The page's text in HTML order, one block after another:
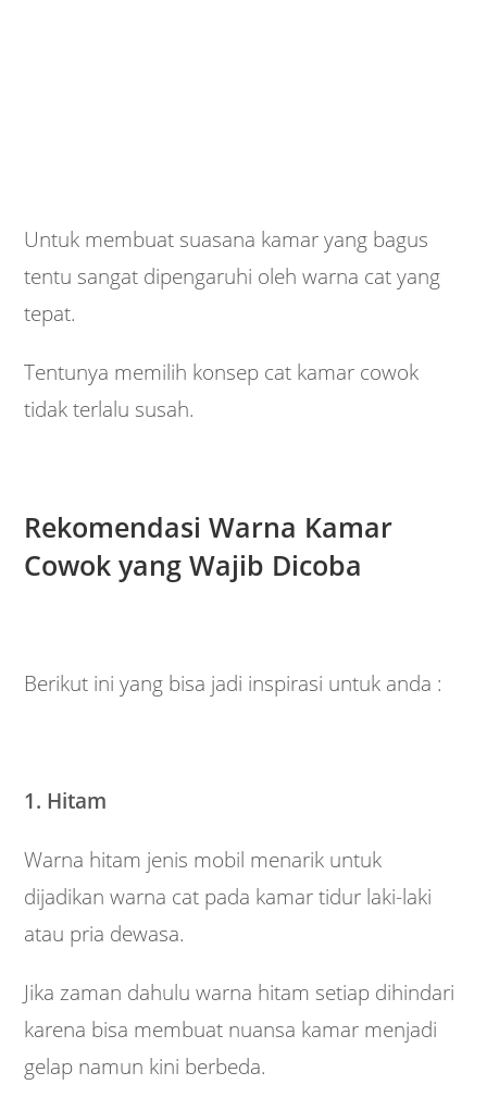
Untuk membuat suasana kamar yang bagus
tentu sangat dipengaruhi oleh warna cat yang
tepat.
Tentunya memilih konsep cat kamar cowok
tidak terlalu susah.
Rekomendasi Warna Kamar
Cowok yang Wajib Dicoba
Berikut ini yang bisa jadi inspirasi untuk anda :
1. Hitam
Warna hitam jenis mobil menarik untuk
dijadikan warna cat pada kamar tidur laki-laki
atau pria dewasa.
Jika zaman dahulu warna hitam setiap dihindari
karena bisa membuat nuansa kamar menjadi
gelap namun kini berbeda.